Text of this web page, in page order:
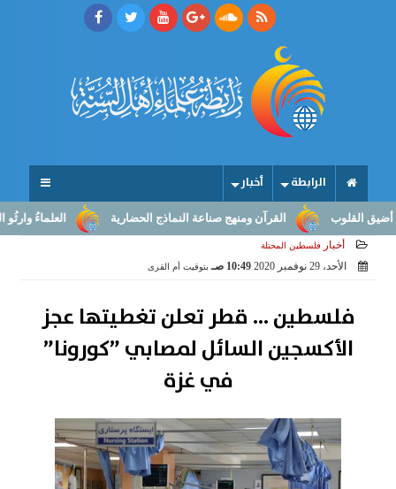
الرابطة أخبار
العلماءُ وارثُو القرآن ومنهج صناعة النماذج الحضارية
أخبار فلسطين المحتلة
الأحد، 29 نوفمبر 2020 10:49 صـ بتوقيت أم القرى
فلسطين ... قطر تعلن تغطيتها عجز
الأكسجين السائل لمصابي ”كورونا”
في غزة